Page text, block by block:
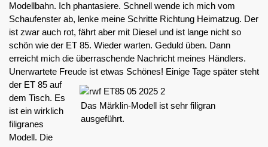
Modellbahn. Ich phantasiere. Schnell wende ich mich vom
Schaufenster ab, lenke meine Schritte Richtung Heimatzug. Der
ist zwar auch rot, fährt aber mit Diesel und ist lange nicht so
schön wie der ET 85. Wieder warten. Geduld üben. Dann
erreicht mich die überraschende Nachricht meines Händlers.
Unerwartete Freude ist etwas Schönes! Einige Tage später steht
der ET 85 auf
Das Märklin-Modell ist sehr filigran
ausgeführt.
dem Tisch. Es
ist ein wirklich
filigranes
Modell. Die